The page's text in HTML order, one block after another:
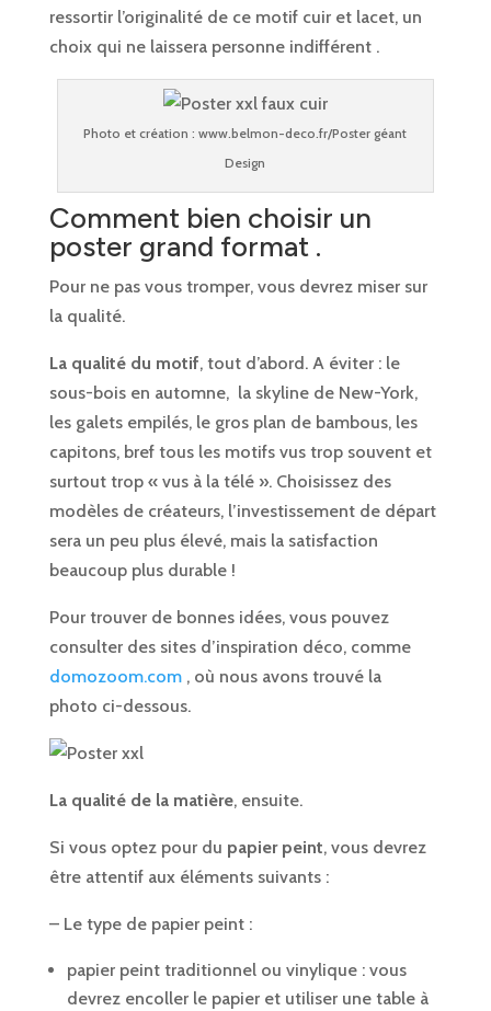
ressortir l’originalité de ce motif cuir et lacet, un
choix qui ne laissera personne indifférent .
Photo et création : www.belmon-deco.fr/Poster géant
Design
Comment bien choisir un
poster grand format .
Pour ne pas vous tromper, vous devrez miser sur
la qualité.
La qualité du motif, tout d’abord. A éviter : le
sous-bois en automne, la skyline de New-York,
les galets empilés, le gros plan de bambous, les
capitons, bref tous les motifs vus trop souvent et
surtout trop « vus à la télé ». Choisissez des
modèles de créateurs, l’investissement de départ
sera un peu plus élevé, mais la satisfaction
beaucoup plus durable !
Pour trouver de bonnes idées, vous pouvez
consulter des sites d’inspiration déco, comme
domozoom.com, où nous avons trouvé la
photo ci-dessous.
La qualité de la matière, ensuite.
Si vous optez pour du papier peint, vous devrez
être attentif aux éléments suivants :
– Le type de papier peint :
papier peint traditionnel ou vinylique : vous
devrez encoller le papier et utiliser une table à